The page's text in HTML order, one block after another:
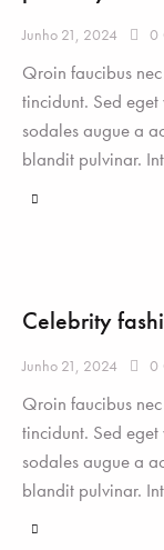
Junho 21, 2024 0
Qroin faucibus
tincidunt. Sed eget
sodales augue a
blandit pulvinar.
Celebrity
Junho 21, 2024 0
Qroin faucibus
tincidunt. Sed eget
sodales augue a
blandit pulvinar.